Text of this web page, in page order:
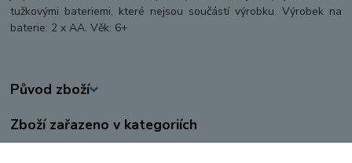
tužkovými bateriemi, které nejsou součástí výrobku. Výrobek na
baterie: 2 x AA. Věk: 6+
Původ zboží
Zboží zařazeno v kategoriích